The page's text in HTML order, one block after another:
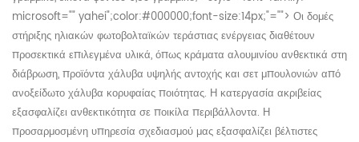
microsoft="" yahei";color:#000000;font-size:14px;"=""> Οι δομές
στήριξης ηλιακών φωτοβολταϊκών τεράστιας ενέργειας διαθέτουν
προσεκτικά επιλεγμένα υλικά, όπως κράματα αλουμινίου ανθεκτικά στη
διάβρωση, προϊόντα χάλυβα υψηλής αντοχής και σετ μπουλονιών από
ανοξείδωτο χάλυβα κορυφαίας ποιότητας. Η κατεργασία ακριβείας
εξασφαλίζει ανθεκτικότητα σε ποικίλα περιβάλλοντα. Η
προσαρμοσμένη υπηρεσία σχεδιασμού μας εξασφαλίζει βέλτιστες